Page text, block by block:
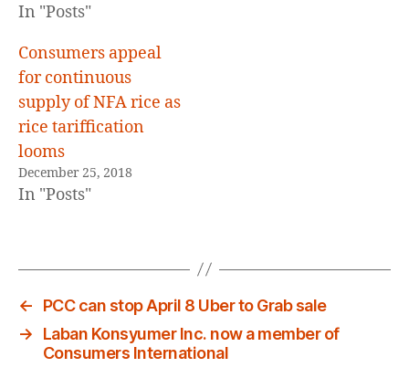
In "Posts"
Consumers appeal
for continuous
supply of NFA rice as
rice tariffication
looms
December 25, 2018
In "Posts"
←
PCC can stop April 8 Uber to Grab sale
→
Laban Konsyumer Inc. now a member of
Consumers International